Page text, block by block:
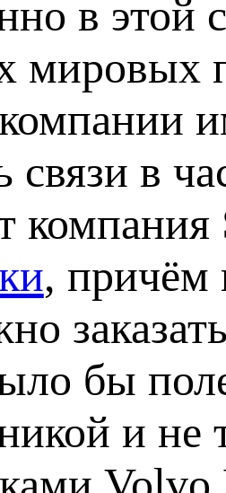
в этой
мировых
связи в
компания
, причём
бы
и не